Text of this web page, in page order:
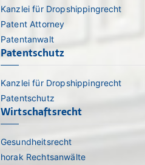
Kanzlei für Dropshippingrecht
Patent Attorney
Patentanwalt
Patentschutz
Kanzlei für Dropshippingrecht
Patentschutz
Wirtschaftsrecht
Gesundheitsrecht
horak Rechtsanwälte